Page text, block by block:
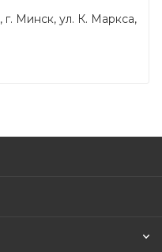
Минск, ул. К. Маркса,